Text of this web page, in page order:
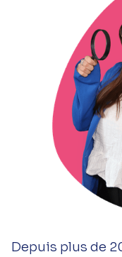
Depuis plus de